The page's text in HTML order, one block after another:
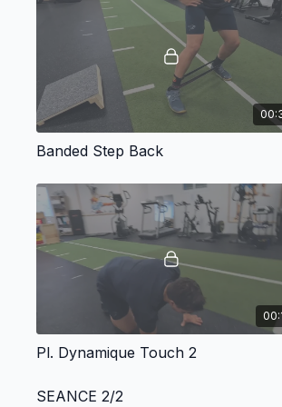
Banded Step Back
Pl. Dynamique Touch 2
SEANCE 2/2